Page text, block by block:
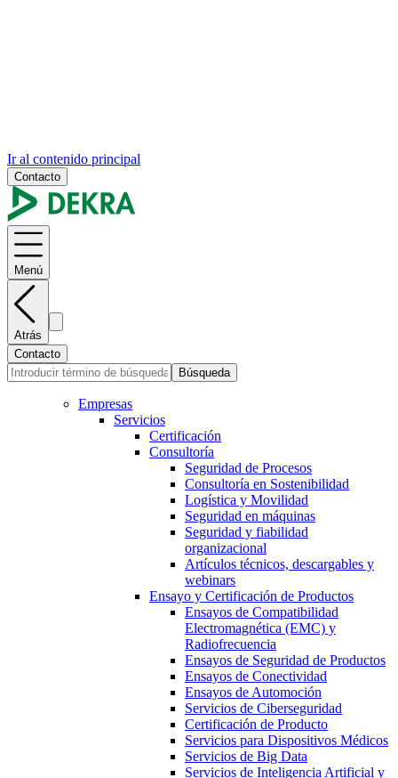
Ir al contenido principal
Contacto
Menú
Atrás
Contacto
Búsqueda
Empresas
Servicios
Certificación
Consultoría
Seguridad de Procesos
Consultoría en Sostenibilidad
Logística y Movilidad
Seguridad en máquinas
Seguridad y fiabilidad
organizacional
Artículos técnicos, descargables y
webinars
Ensayo y Certificación de Productos
Ensayos de Compatibilidad
Electromagnética (EMC) y
Radiofrecuencia
Ensayos de Seguridad de Productos
Ensayos de Conectividad
Ensayos de Automoción
Servicios de Ciberseguridad
Certificación de Producto
Servicios para Dispositivos Médicos
Servicios de Big Data
Servicios de Inteligencia Artificial y